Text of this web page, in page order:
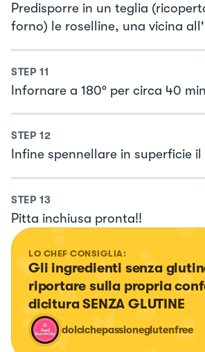
Predisporre in un teglia
forno) le roselline, una vicina
STEP 11
Infornare a 180° per circa 40
STEP 12
Infine spennellare in superficie il
STEP 13
Pitta inchiusa pronta!!
LO CHEF CONSIGLIA:
Gli ingredienti senza
riportare sulla propria
dicitura SENZA GLUTINE
dolcichepassioneglutenfree